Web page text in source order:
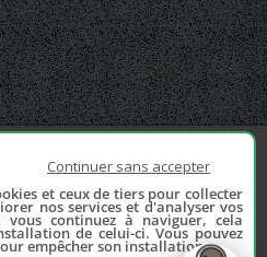
Continuer sans accepter
et ceux de tiers pour collecter
nos services et d'analyser vos
continuez à naviguer, cela
de celui-ci. Vous pouvez
empêcher son installation.